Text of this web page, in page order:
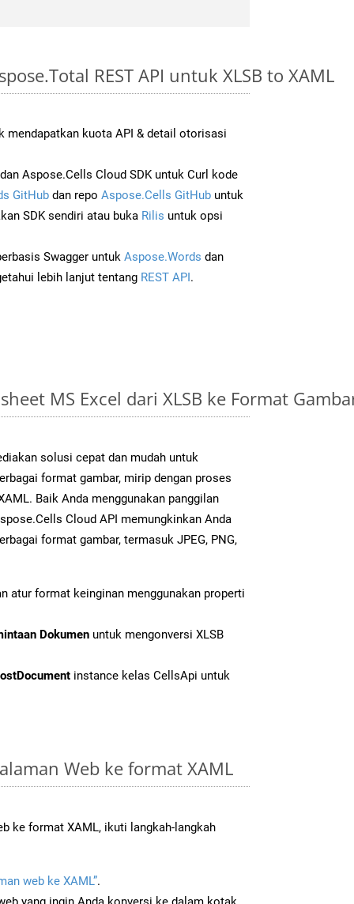
REST API untuk XLSB to XAML
mendapatkan kuota API & detail otorisasi
Aspose.Cells Cloud SDK untuk Curl kode
GitHub dan repo Aspose.Cells GitHub untuk
SDK sendiri atau buka Rilis untuk opsi
Swagger untuk Aspose.Words dan
lebih lanjut tentang REST API.
MS Excel dari XLSB ke Format
solusi cepat dan mudah untuk
format gambar, mirip dengan proses
Baik Anda menggunakan panggilan
Cloud API memungkinkan Anda
format gambar, termasuk JPEG, PNG,
atur format keinginan menggunakan properti
Dokumen untuk mengonversi XLSB
instance kelas CellsApi untuk
Web ke format XAML
ke format XAML, ikuti langkah-langkah
web ke XAML”.